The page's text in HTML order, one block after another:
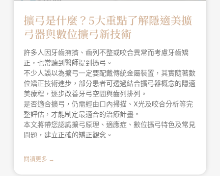
擴弓是什麼？5大重點了解隱適美擴
弓器與數位擴弓新技術
許多人因牙齒擁擠、齒列不整或咬合異常而考慮牙齒矯
正，也常聽到醫師提到擴弓。
不少人誤以為擴弓一定要配戴傳統金屬裝置，其實隨著數
位矯正技術進步，部分患者可透過結合擴弓器概念的隱適
美療程，逐步改善牙弓空間與齒列排列。
是否適合擴弓，仍需經由口內掃描、X光及咬合分析等完
整評估，才能制定最適合的治療計畫。
本文將帶您認識擴弓原理、適應症、數位擴弓特色及常見
問題，建立正確的矯正觀念。
閱讀更多 →